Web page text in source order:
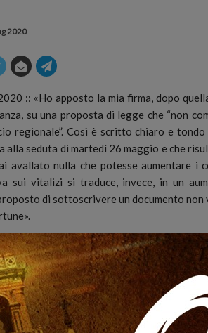
2020
:: «Ho apposto la mia firma, dopo
su una proposta di legge che “non
regionale”. Così è scritto chiaro e tondo
seduta di martedì 26 maggio e che
avallato nulla che potesse aumentare i
sui vitalizi si traduce, invece, in un
di sottoscrivere un documento
capogruppo di “Io resto in
la mia storia personale e il mio
io sia alla ricerca di privilegi per me o per
Callipo – è un impegno che ho
con determinazione».